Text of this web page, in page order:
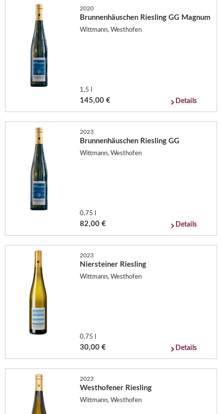
2020
Brunnenhäuschen Riesling GG Magnum
Wittmann, Westhofen
1,5 l
145,00 € Details
2023
Brunnenhäuschen Riesling GG
Wittmann, Westhofen
0,75 l
82,00 € Details
2023
Niersteiner Riesling
Wittmann, Westhofen
0,75 l
30,00 € Details
2023
Westhofener Riesling
Wittmann, Westhofen